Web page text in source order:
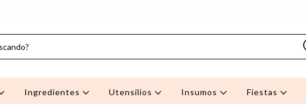
Ingredientes Utensilios Insumos Fiestas